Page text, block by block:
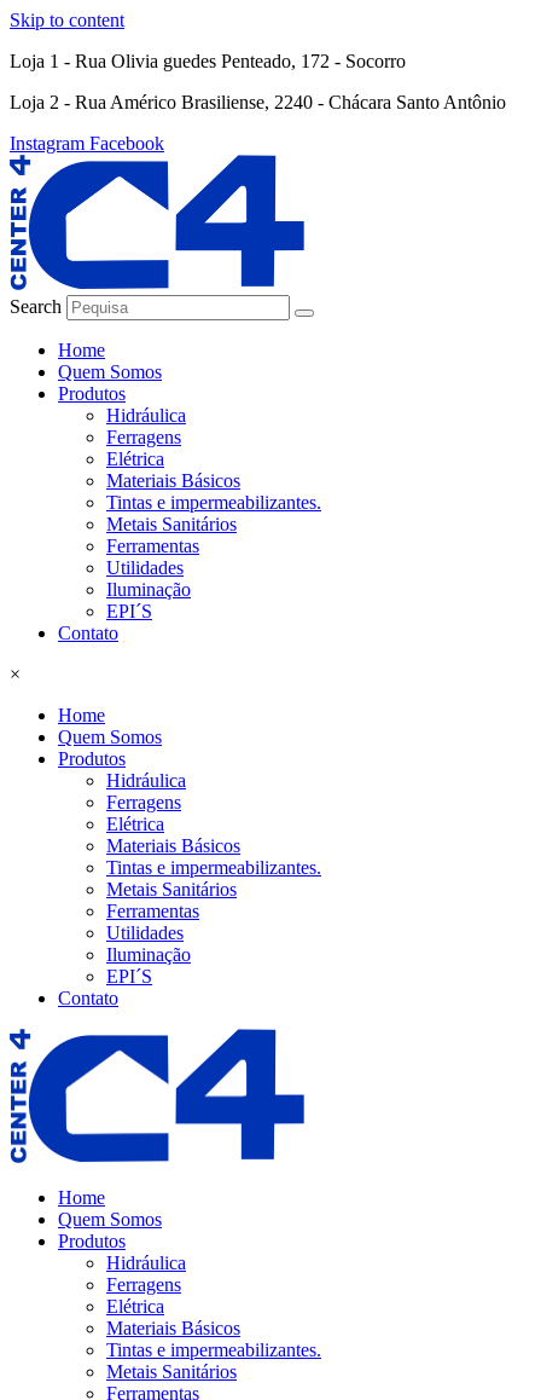
Skip to content
Loja 1 - Rua Olivia guedes Penteado, 172 - Socorro
Loja 2 - Rua Américo Brasiliense, 2240 - Chácara Santo Antônio
Instagram Facebook
Search
Home
Quem Somos
Produtos
Hidráulica
Ferragens
Elétrica
Materiais Básicos
Tintas e impermeabilizantes.
Metais Sanitários
Ferramentas
Utilidades
Iluminação
EPI´S
Contato
×
Home
Quem Somos
Produtos
Hidráulica
Ferragens
Elétrica
Materiais Básicos
Tintas e impermeabilizantes.
Metais Sanitários
Ferramentas
Utilidades
Iluminação
EPI´S
Contato
Home
Quem Somos
Produtos
Hidráulica
Ferragens
Elétrica
Materiais Básicos
Tintas e impermeabilizantes.
Metais Sanitários
Ferramentas